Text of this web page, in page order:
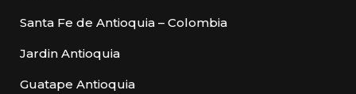
Santa Fe de Antioquia – Colombia
Jardin Antioquia
Guatape Antioquia